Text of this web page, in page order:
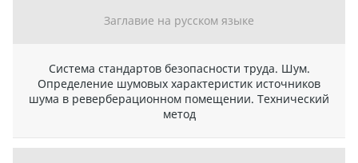
Заглавие на русском языке
Система стандартов безопасности труда. Шум.
Определение шумовых характеристик источников
шума в реверберационном помещении. Технический
метод